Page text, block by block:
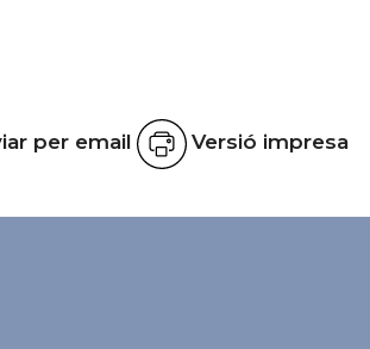
per email Versió impresa